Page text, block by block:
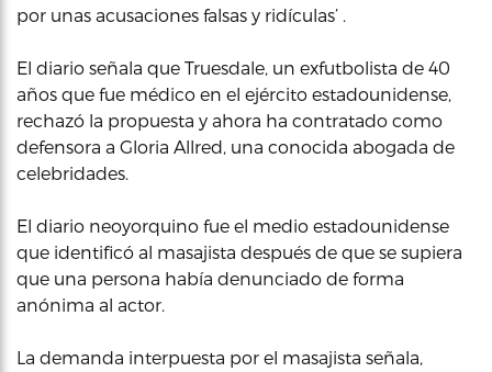
por unas acusaciones falsas y ridículas’ .
El diario señala que Truesdale, un exfutbolista de 40
años que fue médico en el ejército estadounidense,
rechazó la propuesta y ahora ha contratado como
defensora a Gloria Allred, una conocida abogada de
celebridades.
El diario neoyorquino fue el medio estadounidense
que identificó al masajista después de que se supiera
que una persona había denunciado de forma
anónima al actor.
La demanda interpuesta por el masajista señala,